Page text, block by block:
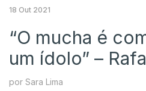
18 Out 2021
“O mucha é
um ídolo” –
por Sara Lima